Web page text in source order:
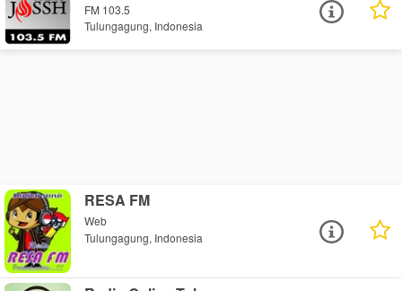
FM 103.5
Tulungagung, Indonesia
RESA FM
Web
Tulungagung, Indonesia